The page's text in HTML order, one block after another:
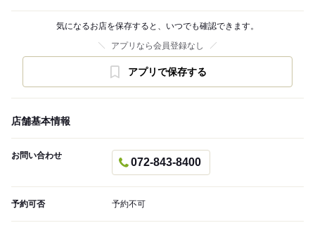
気になるお店を保存すると、いつでも確認できます。
アプリなら会員登録なし
アプリで保存する
店舗基本情報
お問い合わせ
072-843-8400
予約可否 予約不可